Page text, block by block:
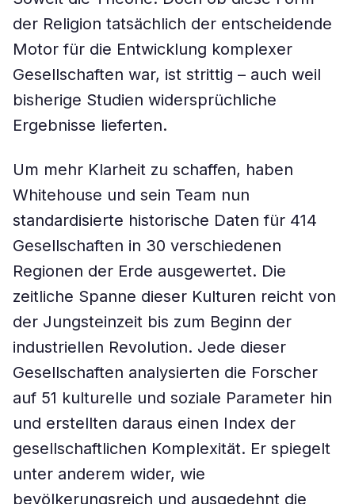
der Religion tatsächlich der entscheidende
Motor für die Entwicklung komplexer
Gesellschaften war, ist strittig – auch weil
bisherige Studien widersprüchliche
Ergebnisse lieferten.
Um mehr Klarheit zu schaffen, haben
Whitehouse und sein Team nun
standardisierte historische Daten für 414
Gesellschaften in 30 verschiedenen
Regionen der Erde ausgewertet. Die
zeitliche Spanne dieser Kulturen reicht von
der Jungsteinzeit bis zum Beginn der
industriellen Revolution. Jede dieser
Gesellschaften analysierten die Forscher
auf 51 kulturelle und soziale Parameter hin
und erstellten daraus einen Index der
gesellschaftlichen Komplexität. Er spiegelt
unter anderem wider, wie
bevölkerungsreich und ausgedehnt die